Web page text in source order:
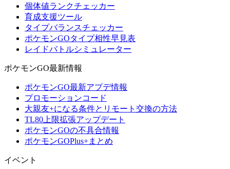
個体値ランクチェッカー
育成支援ツール
タイプバランスチェッカー
ポケモンGOタイプ相性早見表
レイドバトルシミュレーター
ポケモンGO最新情報
ポケモンGO最新アプデ情報
プロモーションコード
大親友+になる条件とリモート交換の方法
TL80上限拡張アップデート
ポケモンGOの不具合情報
ポケモンGOPlus+まとめ
イベント